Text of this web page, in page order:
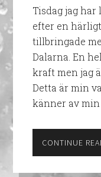
Tisdag jag
efter en
tillbringade
Dalarna. En
kraft men jag
Detta är min
känner av min
CONTINUE